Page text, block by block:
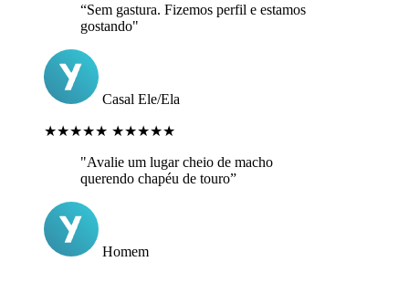
“Sem gastura. Fizemos perfil e estamos
gostando"
Casal Ele/Ela
★★★★★ ★★★★★
"Avalie um lugar cheio de macho
querendo chapéu de touro”
Homem